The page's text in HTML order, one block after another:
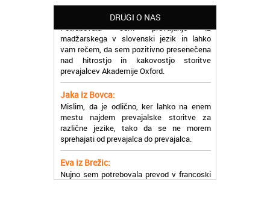
DRUGI O NAS
Potrebovala sem prevajanje iz
vam rečem, da sem pozitivno presenečena
nad hitrostjo in kakovostjo storitve
prevajalcev Akademije Oxford.
Jaka iz Bovca:
Mislim, da je odlično, ker lahko na enem
mestu najdem prevajalske storitve za
različne jezike, tako da se ne morem
sprehajati od prevajalca do prevajalca.
Eva iz Brežic:
Nujno sem potrebovala prevod v francoski
jezik, na spletu sem našla Oxford, jih
poklicala in v roku nekaj ur sem po